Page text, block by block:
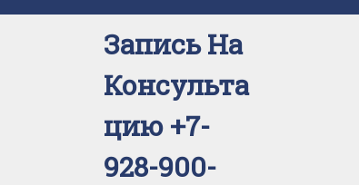
Запись На
Консульта
Цию +7-
928-900-